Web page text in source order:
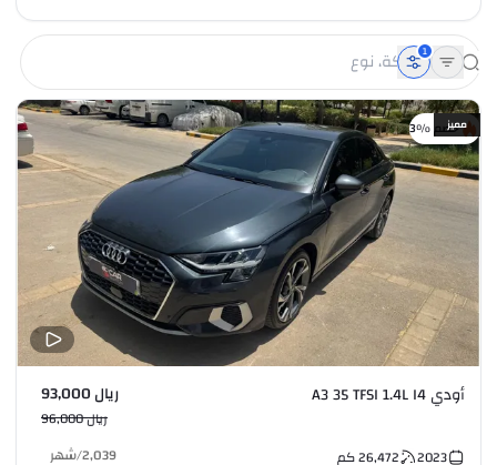
1
خصم %3مميز
أودي A3 35 TFSI 1.4L I4 ريال 93,000
ريال 96,000
2023
26,472كم 2,039
/شهر